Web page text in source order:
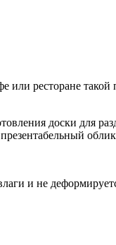
или ресторане такой
доски для
и не